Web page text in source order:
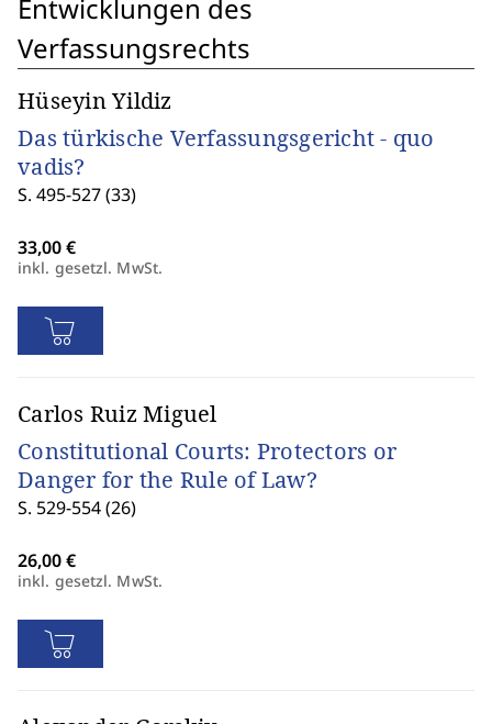
Entwicklungen des
Verfassungsrechts
Hüseyin Yildiz
Das türkische Verfassungsgericht - quo
vadis?
S. 495-527 (33)
inkl. gesetzl. MwSt.
Carlos Ruiz Miguel
Constitutional Courts: Protectors or
Danger for the Rule of Law?
S. 529-554 (26)
inkl. gesetzl. MwSt.